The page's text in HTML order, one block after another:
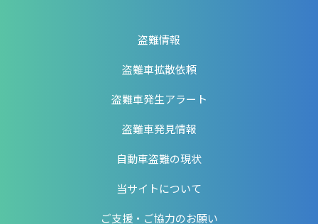
盗難情報
盗難車拡散依頼
盗難車発生アラート
盗難車発見情報
自動車盗難の現状
当サイトについて
ご支援・ご協力のお願い